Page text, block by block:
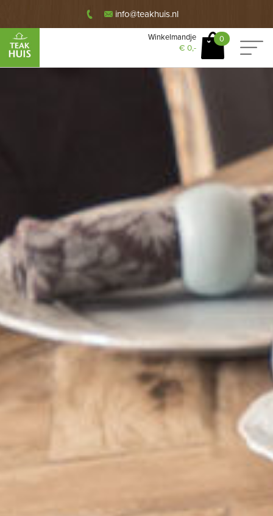
info@teakhuis.nl
0
Winkelmandje
€ 0,-